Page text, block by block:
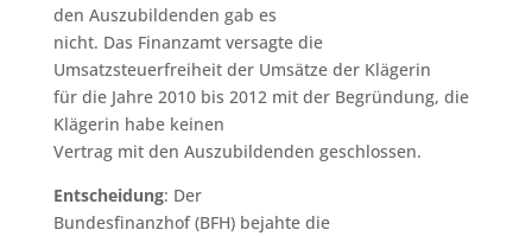
den Auszubildenden gab es
nicht. Das Finanzamt versagte die
Umsatzsteuerfreiheit der Umsätze der Klägerin
für die Jahre 2010 bis 2012 mit der Begründung, die
Klägerin habe keinen
Vertrag mit den Auszubildenden geschlossen.
Entscheidung: Der
Bundesfinanzhof (BFH) bejahte die